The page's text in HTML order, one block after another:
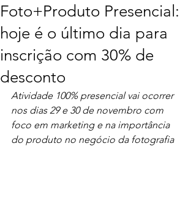
Foto+Produto Presencial:
hoje é o último dia para
inscrição com 30% de
desconto
Atividade 100% presencial vai ocorrer
nos dias 29 e 30 de novembro com
foco em marketing e na importância
do produto no negócio da fotografia